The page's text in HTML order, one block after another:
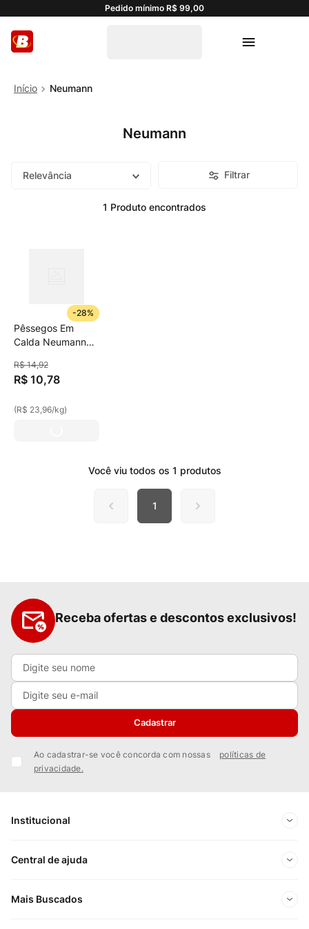
Pedido mínimo R$ 99,00
Neumann
Neumann
Relevância Filtrar
1 Produto
-28%
Pêssegos Em
Calda Neumann
R$ 14,92
R$ 10,78
(R$ 23,96/kg)
Você viu todos os 1 produtos
1
Receba ofertas e descontos exclusivos!
Cadastrar
Ao cadastrar-se você concorda com nossas
políticas de
privacidade.
Institucional
Sobre Nós
Central de ajuda
Minha conta
Mais Buscados